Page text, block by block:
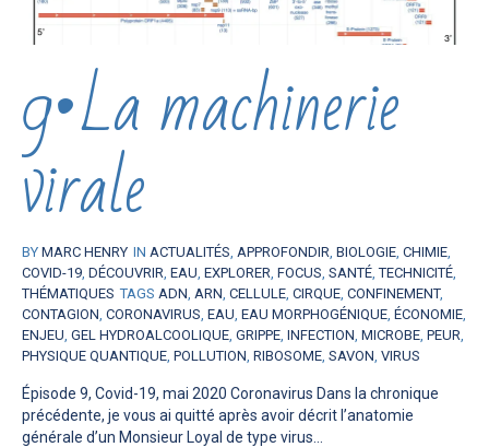
9•La machinerie
virale
BY MARC HENRY IN ACTUALITÉS APPROFONDIR BIOLOGIE CHIMIE
COVID-19 DÉCOUVRIR EAU EXPLORER FOCUS SANTÉ ,TECHNICITÉ
THÉMATIQUES TAGS ADN ARN CELLULE CIRQUE CONFINEMENT,
CONTAGION CORONAVIRUS EAU EAU MORPHOGÉNIQUE ÉCONOMIE
ENJEU GEL HYDROALCOOLIQUE GRIPPE INFECTION MICROBE PEUR
PHYSIQUE QUANTIQUE POLLUTION RIBOSOME SAVON VIRUS
Épisode 9, Covid-19, mai 2020 Coronavirus Dans la chronique
précédente, je vous ai quitté après avoir décrit l’anatomie
générale d’un Monsieur Loyal de type virus...